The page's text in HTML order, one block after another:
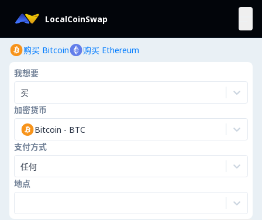
LocalCoinSwap
购买 Bitcoin 购买 Ethereum
我想要
买
加密货币
Bitcoin - BTC
支付方式
任何
地点